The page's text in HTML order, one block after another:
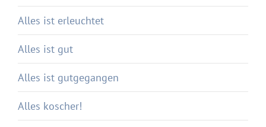
Alles ist erleuchtet
Alles ist gut
Alles ist gutgegangen
Alles koscher!